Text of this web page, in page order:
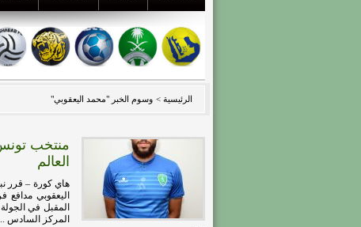
الرئيسية > وسوم الخبر "محمد اليعقوبي"
منتخب
العالم
هاي كورة – قرر
المركز السادس